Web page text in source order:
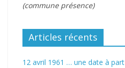
(commune présence)
Articles récents
12 avril 1961 … une date à part